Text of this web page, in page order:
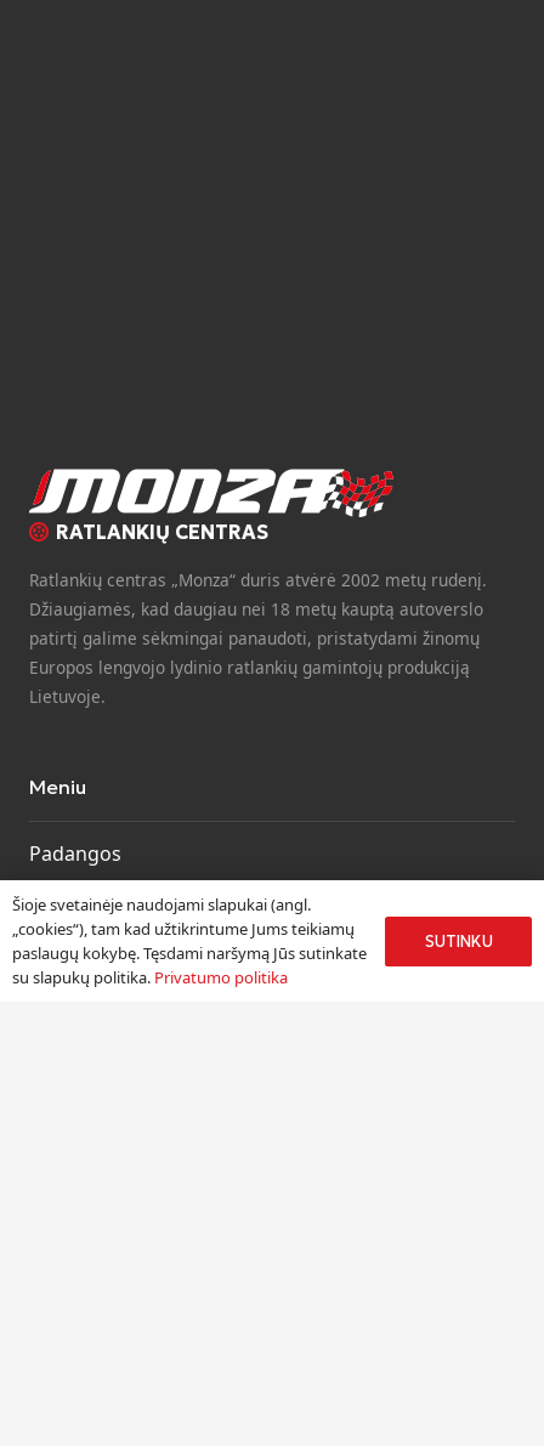
RATLANKIŲ CENTRAS
Ratlankių centras „Monza“ duris atvėrė 2002 metų rudenį.
Džiaugiamės, kad daugiau nei 18 metų kauptą autoverslo
patirtį galime sėkmingai panaudoti, pristatydami žinomų
Europos lengvojo lydinio ratlankių gamintojų produkciją
Lietuvoje.
Meniu
Padangos
Ratlankiai
Kitos prekės
Paslaugos
Šioje svetainėje naudojami slapukai (angl.
„cookies“), tam kad užtikrintume Jums teikiamų
paslaugų kokybę. Tęsdami naršymą Jūs sutinkate
su slapukų politika. Privatumo politika
SUTINKU